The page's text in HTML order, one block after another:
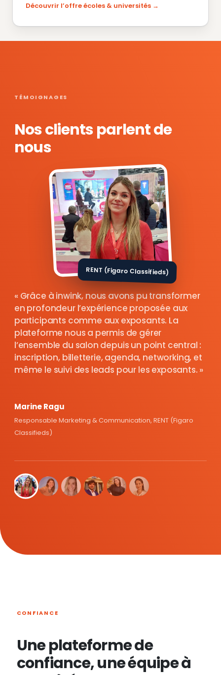
Découvrir l’offre écoles & universités
TÉMOIGNAGES
Nos clients parlent de
nous
RENT (Figaro Classifieds)
Grâce à inwink, nous avons pu transformer
en profondeur l’expérience proposée aux
participants comme aux exposants. La
plateforme nous a permis de gérer
l’ensemble du salon depuis un point central :
inscription, billetterie, agenda, networking, et
même le suivi des leads pour les exposants.
Marine Ragu
Responsable Marketing & Communication, RENT (Figaro
Classifieds)
CONFIANCE
Une plateforme de
confiance, une équipe à